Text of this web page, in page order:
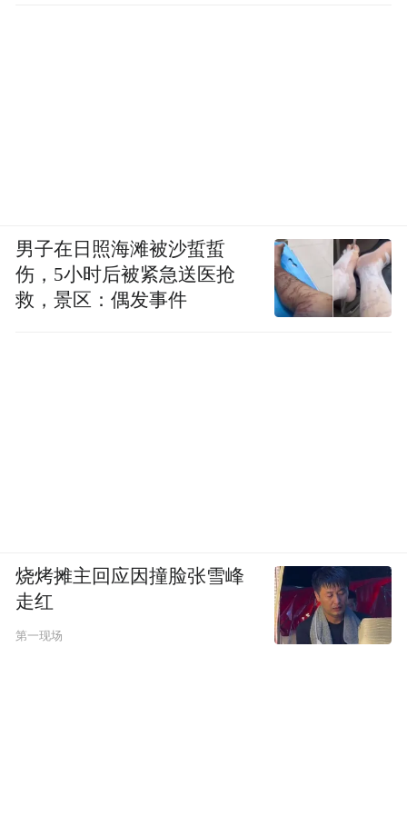
男子在日照海滩被沙蜇蜇
伤，5小时后被紧急送医抢
救，景区：偶发事件
烧烤摊主回应因撞脸张雪峰
走红
第一现场